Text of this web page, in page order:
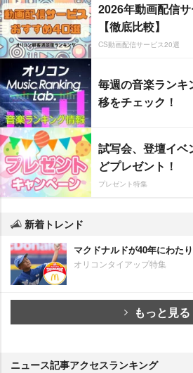
2026年動画配信
【徹底比較】
CS動画配信サービス20選
毎週の音楽ランキ
移をチェック！
試写会、登壇イベ
どプレゼント！
プレゼント特集
新着トレンド
マクドナルドが40年にわた
オリコンタイアップ特集
もっと見る
ニュース記事アクセスランキング